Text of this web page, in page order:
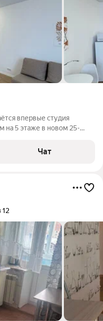
впервые студия
на 5 этаже в новом 25-
В
Чат
12